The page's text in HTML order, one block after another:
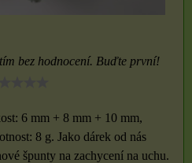
bez hodnocení. Buďte první!
6 mm + 8 mm + 10 mm,
8 g. Jako dárek od nás
špunty na zachycení na uchu.